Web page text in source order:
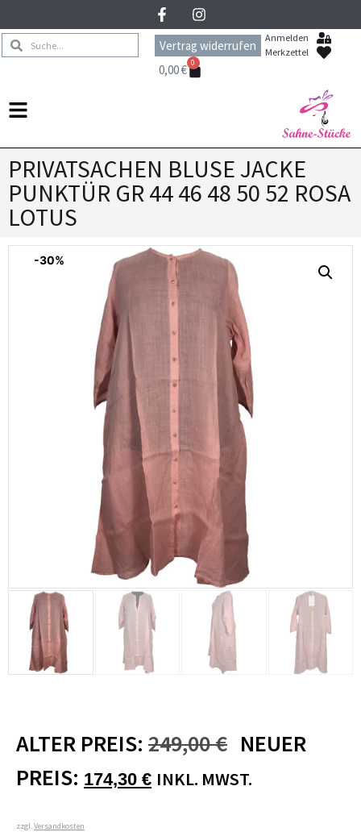
Vertrag widerrufen
Anmelden
Merkzettel
0,00€ 0
PRIVATSACHEN BLUSE JACKE
PUNKTÜR GR 44 46 48 50 52 ROSA
LOTUS
-30%
ALTER PREIS: 249,00€ NEUER
PREIS: 174,30 € INKL. MWST.
zzgl. Versandkosten